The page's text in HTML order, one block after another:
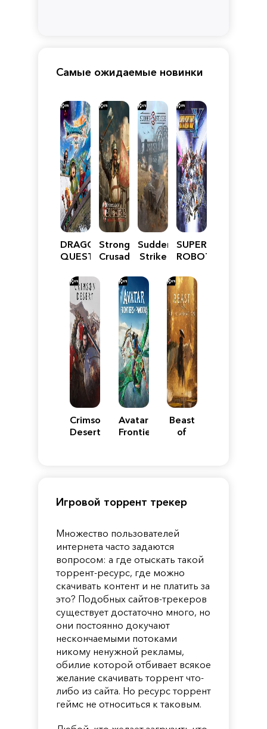
Самые ожидаемые новинки
DRAGON
QUEST
Reimagined
Stronghold
Crusader:
Edition
Sudden
Strike
SUPER
ROBOT
Y
Crimson
Desert
Avatar:
Frontiers
Beast
of
Игровой торрент трекер
Множество пользователей
интернета часто задаются
вопросом: а где отыскать такой
торрент-ресурс, где можно
скачивать контент и не платить за
это? Подобных сайтов-трекеров
существует достаточно много, но
они постоянно докучают
нескончаемыми потоками
никому ненужной рекламы,
обилие которой отбивает всякое
желание скачивать торрент что-
либо из сайта. Но ресурс торрент
геймс не относиться к таковым.